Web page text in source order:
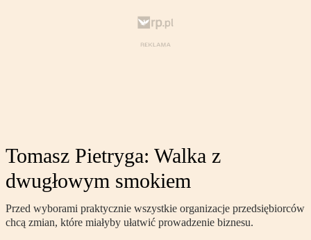
Tomasz Pietryga: Walka z
dwugłowym smokiem
Przed wyborami praktycznie wszystkie organizacje przedsiębiorców
chcą zmian, które miałyby ułatwić prowadzenie biznesu.